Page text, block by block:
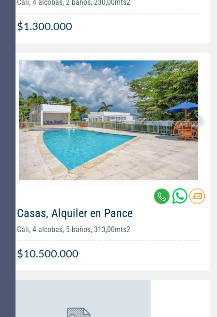
Cali, 4 alcobas, 2 baños, 230,00mts2
$1.300.000
Casas, Alquiler en Pance
Cali, 4 alcobas, 5 baños, 313,00mts2
$10.500.000